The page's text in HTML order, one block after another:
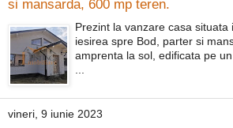
si mansarda, 600 mp teren.
Prezint la vanzare casa situata
iesirea spre Bod, parter si
amprenta la sol, edificata pe
vineri, 9 iunie 2023